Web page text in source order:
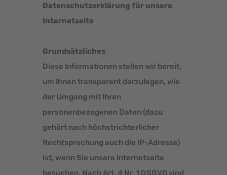
Datenschutzerklärung für unsere
Internetseite
Grundsätzliches
Diese Informationen stellen wir bereit,
um Ihnen transparent darzulegen, wie
der Umgang mit Ihren
personenbezogenen Daten (dazu
gehört nach höchstrichterlicher
Rechtsprechung auch die IP-Adresse)
ist, wenn Sie unsere Internetseite
besuchen. Nach Art. 4 Nr. 1 DSGVO sind